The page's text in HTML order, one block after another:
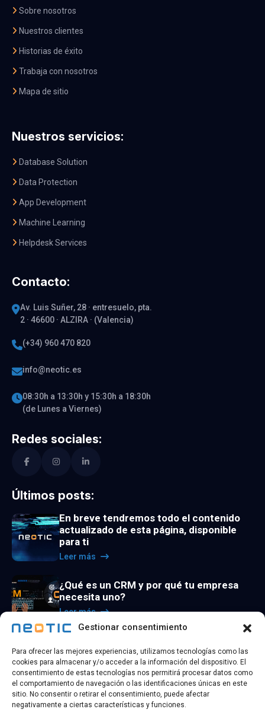
Gestionar consentimiento
Para ofrecer las mejores experiencias, utilizamos tecnologías como las
cookies para almacenar y/o acceder a la información del dispositivo. El
consentimiento de estas tecnologías nos permitirá procesar datos como
el comportamiento de navegación o las identificaciones únicas en este
sitio. No consentir o retirar el consentimiento, puede afectar
negativamente a ciertas características y funciones.
Sobre nosotros
Nuestros clientes
Historias de éxito
Trabaja con nosotros
Mapa de sitio
Nuestros servicios:
Database Solution
Data Protection
App Development
Machine Learning
Helpdesk Services
Contacto:
Av. Luis Suñer, 28 · entresuelo, pta.
2 · 46600 · ALZIRA · (Valencia)
(+34) 960 470 820
info@neotic.es
08:30h a 13:30h y 15:30h a 18:30h
(de Lunes a Viernes)
Redes sociales:
Últimos posts:
En breve tendremos todo el contenido
actualizado de esta página, disponible
para ti
Leer más
¿Qué es un CRM y por qué tu empresa
necesita uno?
Leer más
artificial
Leer más